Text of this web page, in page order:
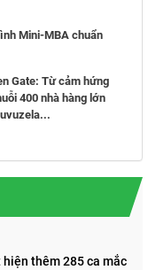
Mini-MBA chuẩn
Gate: Từ cảm hứng
400 nhà hàng lớn
thêm 285 ca mắc